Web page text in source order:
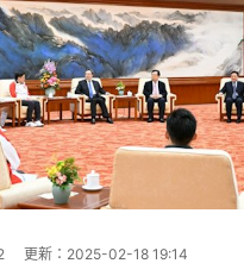
更新： 2025-02-18 19:14